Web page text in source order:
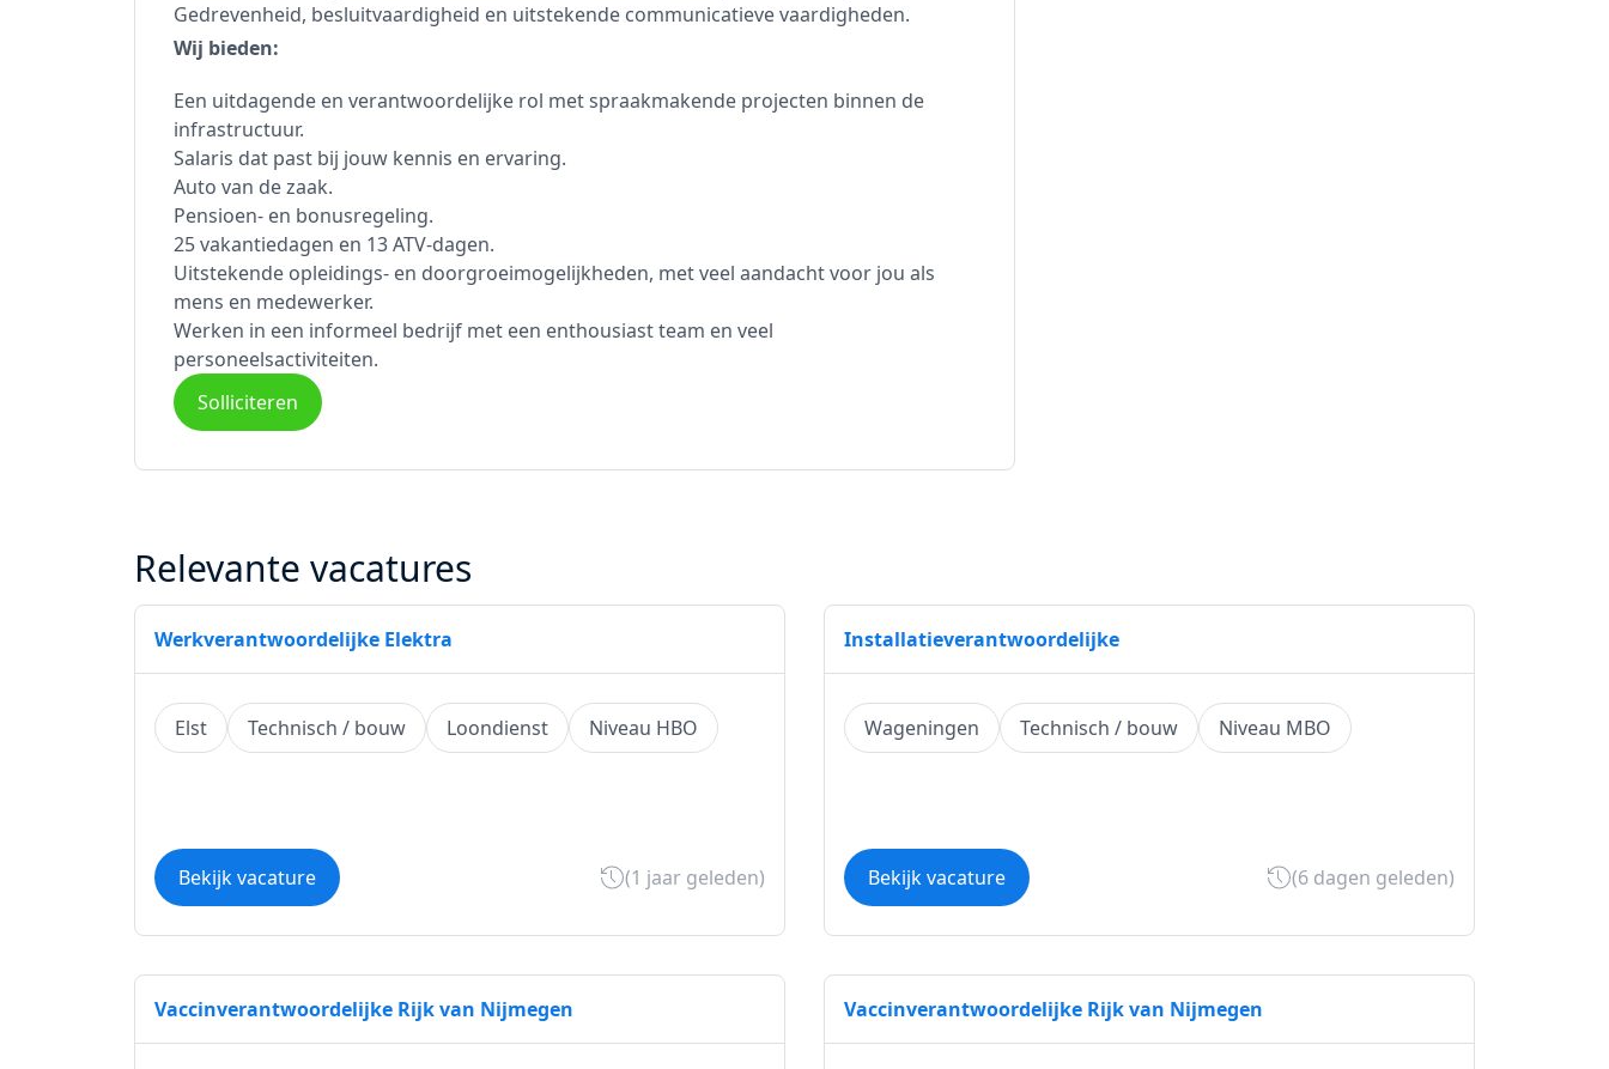
Gedrevenheid, besluitvaardigheid en uitstekende communicatieve vaardigheden.
Wij bieden:
Een uitdagende en verantwoordelijke rol met spraakmakende projecten binnen de
infrastructuur.
Salaris dat past bij jouw kennis en ervaring.
Auto van de zaak.
Pensioen- en bonusregeling.
25 vakantiedagen en 13 ATV-dagen.
Uitstekende opleidings- en doorgroeimogelijkheden, met veel aandacht voor jou als
mens en medewerker.
Werken in een informeel bedrijf met een enthousiast team en veel
personeelsactiviteiten.
Solliciteren
Relevante vacatures
Werkverantwoordelijke Elektra
Elst Technisch / bouw Loondienst Niveau HBO
Bekijk vacature (1 jaar geleden)
Installatieverantwoordelijke
Wageningen Technisch / bouw Niveau MBO
Bekijk vacature (6 dagen geleden)
Vaccinverantwoordelijke Rijk van Nijmegen Vaccinverantwoordelijke Rijk van Nijmegen